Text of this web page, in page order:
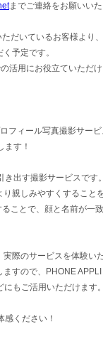
までご連絡をお願いい
だいているお客様より、
予定です。
活用にお役立ていただ
フィール写真撮影サー
ます！
き出す撮影サービスです
親しみやすくすること
ことで、顔と名前が一
際のサービスを体験い
すので、PHONE
にもご活用いただけます
ください！